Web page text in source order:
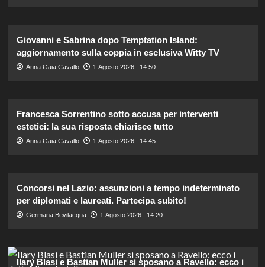
Giovanni e Sabrina dopo Temptation Island:
aggiornamento sulla coppia in esclusiva Witty TV
Anna Gaia Cavallo 1 Agosto 2026 : 14:50
Francesca Sorrentino sotto accusa per interventi
estetici: la sua risposta chiarisce tutto
Anna Gaia Cavallo 1 Agosto 2026 : 14:45
Concorsi nel Lazio: assunzioni a tempo indeterminato
per diplomati e laureati. Partecipa subito!
Germana Bevilacqua 1 Agosto 2026 : 14:20
Ilary Blasi e Bastian Muller si sposano a Ravello: ecco i